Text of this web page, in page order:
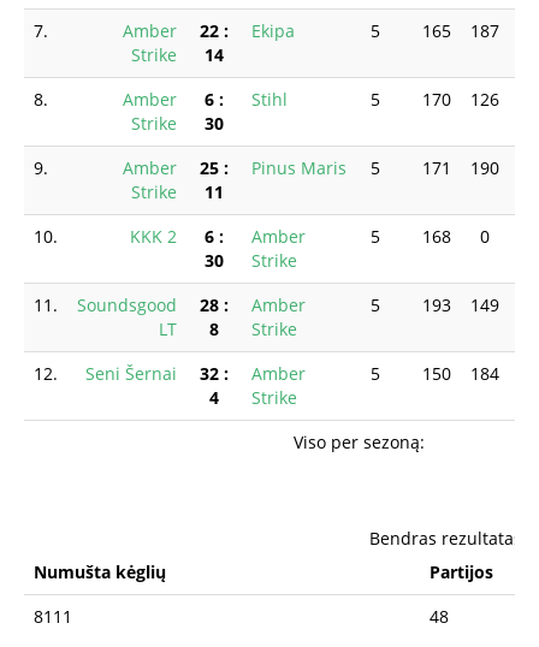
7.
Amber
Strike
22 :
14
Ekipa 5 165 187
8.
Amber
Strike
6 :
30
Stihl 5 170 126
9.
Amber
Strike
25 :
11
Pinus Maris 5 171 190
10. KKK 2 6 :
30
Amber
Strike
5 168 0
11.
Soundsgood
LT
28 :
8
Amber
Strike
5 193 149
12. Seni Šernai 32 :
4
Amber
Strike
5 150 184
Viso per sezoną:
Bendras rezultatas
Numušta kėglių
Partijos
8111
48